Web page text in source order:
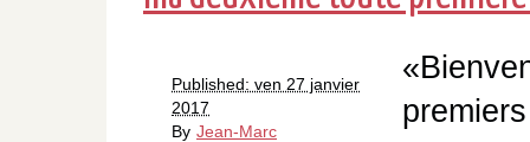
Published: ven 27 janvier
2017
By Jean-Marc